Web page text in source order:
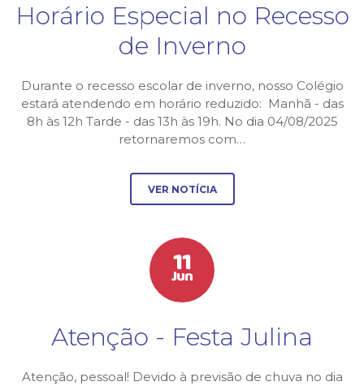
Horário Especial no Recesso
de Inverno
Durante o recesso escolar de inverno, nosso Colégio
estará atendendo em horário reduzido: Manhã - das
8h às 12h Tarde - das 13h às 19h. No dia 04/08/2025
retornaremos com…
VER NOTÍCIA
11
Jun
Atenção - Festa Julina
Atenção, pessoal! Devido à previsão de chuva no dia